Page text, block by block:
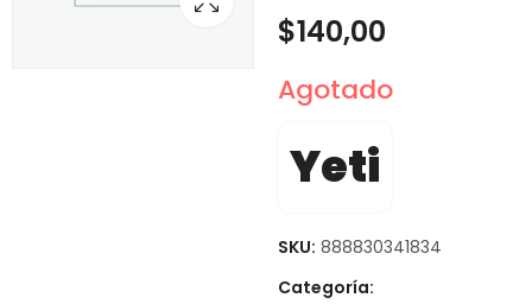
$140,00
Agotado
Yeti
SKU: 888830341834
Categoría: